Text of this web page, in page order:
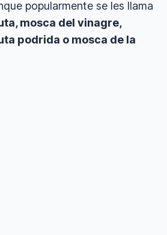
popularmente se les llama
mosca del vinagre,
podrida o mosca de la